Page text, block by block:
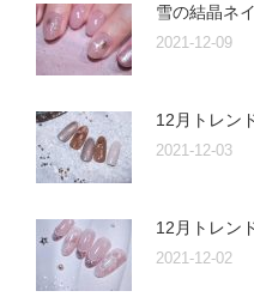
雪の結晶ネ
2021-12-09
12月トレン
2021-12-03
12月トレン
2021-12-02